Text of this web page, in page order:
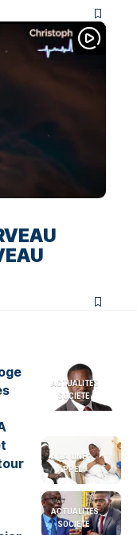
ACTUALITES
SOCIETE
A LA UNE
APPEL
ACTUALITES
SOCIETE